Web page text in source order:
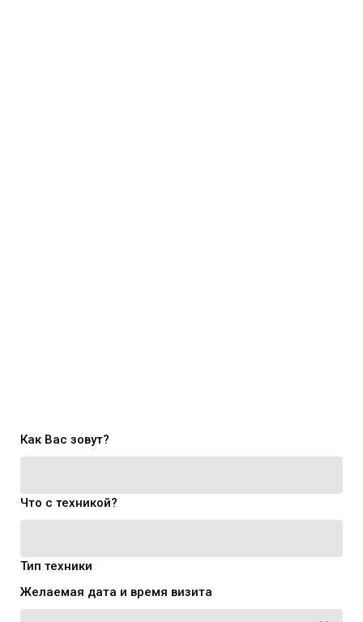
Как Вас зовут?
Что с техникой?
Тип техники
Желаемая дата и время визита